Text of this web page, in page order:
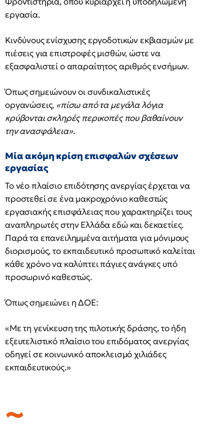
εργασία.
Κινδύνους ενίσχυσης εργοδοτικών εκβιασμών με
πιέσεις για επιστροφές μισθών, ώστε να
εξασφαλιστεί ο απαραίτητος αριθμός ενσήμων.
Όπως σημειώνουν οι συνδικαλιστικές
οργανώσεις, «πίσω από τα μεγάλα λόγια
κρύβονται σκληρές περικοπές που βαθαίνουν
την ανασφάλεια».
Μία ακόμη κρίση επισφαλών σχέσεων
εργασίας
Το νέο πλαίσιο επιδότησης ανεργίας έρχεται να
προστεθεί σε ένα μακροχρόνιο καθεστώς
εργασιακής επισφάλειας που χαρακτηρίζει τους
αναπληρωτές στην Ελλάδα εδώ και δεκαετίες.
Παρά τα επανειλημμένα αιτήματα για μόνιμους
διορισμούς, το εκπαιδευτικό προσωπικό καλείται
κάθε χρόνο να καλύπτει πάγιες ανάγκες υπό
προσωρινό καθεστώς.
Όπως σημειώνει η ΔΟΕ:
«Με τη γενίκευση της πιλοτικής δράσης, το ήδη
εξευτελιστικό πλαίσιο του επιδόματος ανεργίας
οδηγεί σε κοινωνικό αποκλεισμό χιλιάδες
εκπαιδευτικούς.»